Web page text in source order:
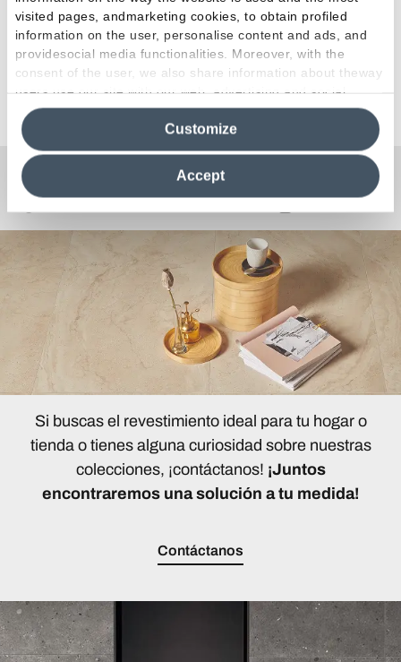
visited pages, andmarketing cookies, to obtain profiled
information on the user, personalise content and ads, and
providesocial media functionalities. Moreover, with the
consent of the user, we also share information about theway
users use our site with our web, advertising and social
media analytics partners, who may combine itwith other
information in their possession. By closing this banner,
clicking on "Reject", it will be possible tocontinue browsing
the site after installing only technical cookies. For more
information see the
Cookie Policy
Accept
Customize
Ver todos los proyectos
¿Curiosidades o Preguntas?
Si buscas el revestimiento ideal para tu hogar o
tienda o tienes alguna curiosidad sobre nuestras
colecciones, ¡contáctanos! ¡Juntos
encontraremos una solución a tu medida!
Contáctanos